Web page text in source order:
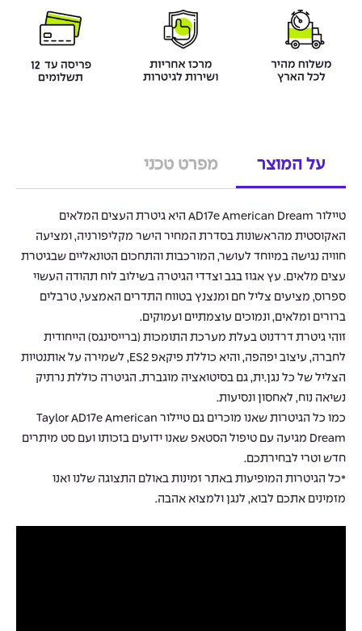
על המוצר מפרט טכני
טיילור AD17e American Dream היא גיטרת העצים המלאים
האקוסטית מהראשונות בסדרת המחיר הישר מקליפורניה, ומציעה
חוויה נגישה במיוחד לעושר, המורכבות והתחכום הטונאליים שבגיטרת
עצים מלאים. עץ אגוז בגב וצדדי הגיטרה בשילוב לוח תהודה העשוי
ספרוס, מציעים צליל חם ומנצנץ בטווח התדרים האמצעי, טרבלים
ברורים ומלאים, ונמוכים עוצמתיים ועמוקים.
זוהי גיטרת דרדנוט בעלת מערכת התומכות (ברייסינגס) הייחודית
לחברה, עיצוב יפהפה, והיא כוללת פיקאפ ES2, לשמירה על אותנטיות
הצליל של כל נגן.ית, גם בסיטואציה מוגברת. הגיטרה כוללת נרתיק
נשיאה נוח, לאחסון ונסיעות.
כמו כל הגיטרות שאנו מוכרים גם טיילור Taylor AD17e American
Dream מגיעה עם טיפול הסטאפ שאנו ידועים בזכותו ועם סט מיתרים
חדש וטרי לבחירתכם.
*כל הגיטרות המופיעות באתר זמינות באולם התצוגה שלנו ואנו
מזמינים אתכם לבוא, לנגן ולמצוא אהבה.